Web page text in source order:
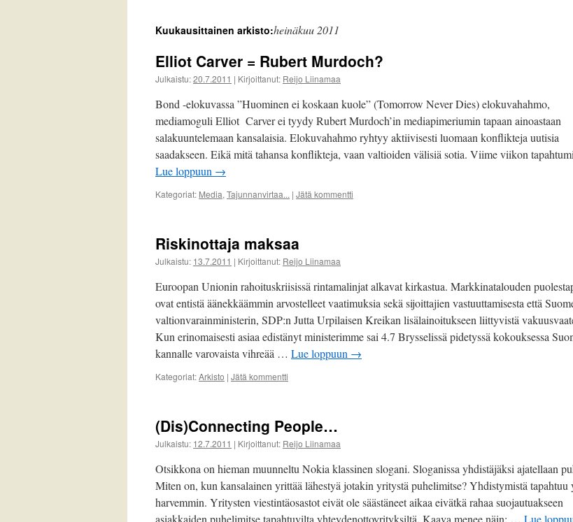
Kuukausittainen arkisto:heinäkuu 2011
Elliot Carver = Rubert Murdoch?
Julkaistu:20.7.2011 | Kirjoittanut: Reijo Liinamaa
Bond -elokuvassa ”Huominen ei koskaan kuole” (Tomorrow Never Dies) elokuvahahmo,
mediamoguli Elliot Carver ei tyydy Rubert Murdoch’in mediapimeriumin tapaan ainoastaan
salakuuntelemaan kansalaisia. Elokuvahahmo ryhtyy aktiivisesti luomaan konflikteja uutisia
saadakseen. Eikä mitä tahansa konflikteja, vaan valtioiden välisiä sotia. Viime viikon
Lue loppuun →
Kategoriat: Media, Tajunnanvirtaa... | Jätä kommentti
Riskinottaja maksaa
Julkaistu: 13.7.2011 | Kirjoittanut: Reijo Liinamaa
Euroopan Unionin rahoituskriisissä rintamalinjat alkavat kirkastua. Markkinatalouden
ovat entistä äänekkäämmin arvostelleet vaatimuksia sekä sijoittajien vastuuttamisesta että
valtionvarainministerin, SDP:n Jutta Urpilaisen Kreikan lisälainoitukseen liittyvistä
Kun erinomaisesti asiaa edistänyt ministerimme sai 4.7 Brysselissä pidetyssä kokouksessa
kannalle varovaista vihreää … Lue loppuun →
Kategoriat:Arkisto | Jätä kommentti
(Dis)Connecting People…
Julkaistu: 12.7.2011 | Kirjoittanut: Reijo Liinamaa
Otsikkona on hieman muunneltu Nokia klassinen slogani. Sloganissa yhdistäjäksi ajatellaan
Miten on, kun kansalainen yrittää lähestyä jotakin yritystä puhelimitse? Yhdistymistä tapahtuu
harvemmin. Yritysten viestintäosastot eivät ole säästäneet aikaa eivätkä rahaa suojautuakseen
asiakkaiden puhelimitse tapahtuvilta yhteydenottoyrityksiltä. Kaava menee näin: … Lue